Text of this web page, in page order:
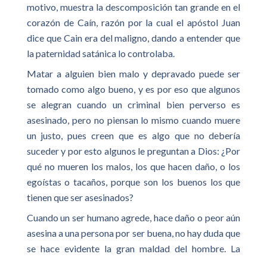
motivo, muestra la descomposición tan grande en el
corazón de Caín, razón por la cual el apóstol Juan
dice que Cain era del maligno, dando a entender que
la paternidad satánica lo controlaba.
Matar a alguien bien malo y depravado puede ser
tomado como algo bueno, y es por eso que algunos
se alegran cuando un criminal bien perverso es
asesinado, pero no piensan lo mismo cuando muere
un justo, pues creen que es algo que no debería
suceder y por esto algunos le preguntan a Dios: ¿Por
qué no mueren los malos, los que hacen daño, o los
egoístas o tacaños, porque son los buenos los que
tienen que ser asesinados?
Cuando un ser humano agrede, hace daño o peor aún
asesina a una persona por ser buena, no hay duda que
se hace evidente la gran maldad del hombre. La